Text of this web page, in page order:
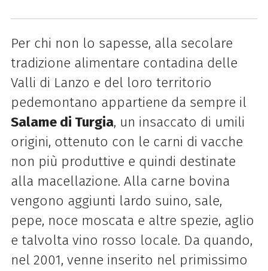
Per chi non lo sapesse, alla secolare
tradizione alimentare contadina delle
Valli di Lanzo e del loro territorio
pedemontano appartiene da sempre il
Salame di Turgia, un insaccato di umili
origini, ottenuto con le carni di vacche
non più produttive e quindi destinate
alla macellazione. Alla carne bovina
vengono aggiunti lardo suino, sale,
pepe, noce moscata e altre spezie, aglio
e talvolta vino rosso locale. Da quando,
nel 2001, venne inserito nel primissimo